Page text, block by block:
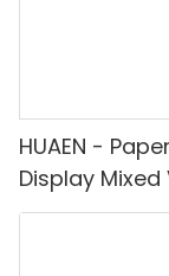
HUAEN -
Display
Machine